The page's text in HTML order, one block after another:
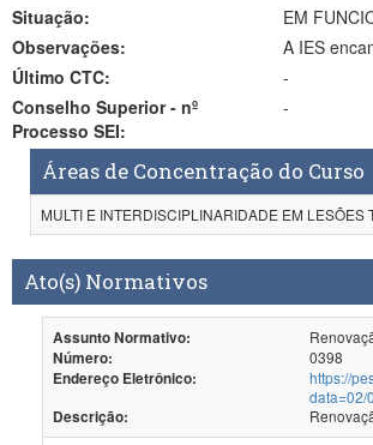
Situação:
EM
Observações:
Último CTC:
-
Conselho Superior - nº
Processo SEI:
-
Áreas de Concentração do Curso
MULTI E INTERDISCIPLINARIDADE EM LESÕES
Ato(s) Normativos
Assunto Normativo:
Número:
0398
Endereço Eletrônico:
https://
data=02/
Descrição: